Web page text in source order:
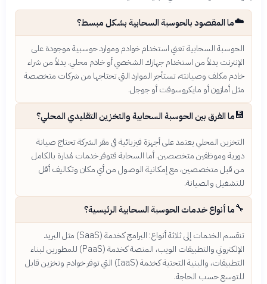
☁️ما المقصود بالحوسبة السحابية بشكل مبسط؟
الحوسبة السحابية تعني استخدام خوادم وموارد حوسبية موجودة على
الإنترنت بدلاً من استخدام جهازك الشخصي أو خادم محلي. بدلاً من شراء
خادم مكلف وصيانته، تستأجر الموارد التي تحتاجها من شركات متخصصة
مثل أمازون أو مايكروسوفت أو جوجل.
💾ما الفرق بين الحوسبة السحابية والتخزين التقليدي المحلي؟
التخزين المحلي يعتمد على أجهزة فيزيائية في مقر الشركة تحتاج صيانة
دورية وموظفين متخصصين. أما السحابة فتوفر خدمات مُدارة بالكامل
من قبل متخصصين، مع إمكانية الوصول من أي مكان وتكاليف أقل
للتشغيل والصيانة.
🔧ما أنواع خدمات الحوسبة السحابية الرئيسية؟
تنقسم الخدمات إلى ثلاثة أنواع: البرامج كخدمة (SaaS) مثل البريد
الإلكتروني والتطبيقات الويب، المنصة كخدمة (PaaS) للمطورين لبناء
التطبيقات، والبنية التحتية كخدمة (IaaS) التي توفر خوادم وتخزين قابل
للتوسع حسب الحاجة.